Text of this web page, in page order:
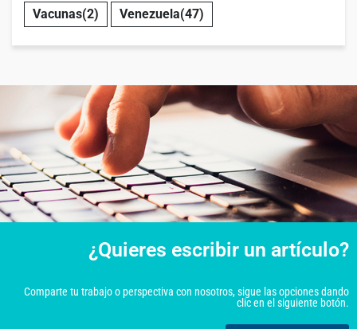
Vacunas(2) Venezuela(47)
¿Quieres escribir un artículo?
Comparte tu trabajo o perspectiva con nosotros, sigue las opciones dando
clic en el siguiente botón.